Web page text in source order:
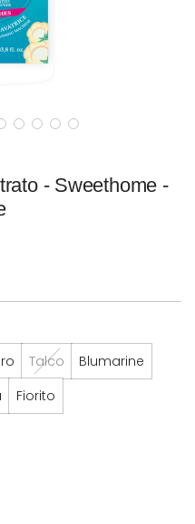
- Sweethome -
Talco
Blumarine
Fiorito